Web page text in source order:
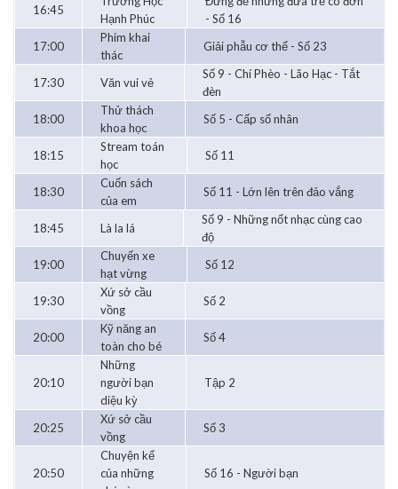
16:45
Hạnh Phúc
- Số 16
17:00
Phim khai
thác
Giải phẫu cơ thể - Số 23
17:30 Văn vui vẻ
Số 9 - Chí Phèo - Lão Hạc - Tắt
đèn
18:00
Thử thách
khoa học
Số 5 - Cấp số nhân
18:15
Stream toán
học
Số 11
18:30
Cuốn sách
của em
Số 11 - Lớn lên trên đảo vắng
18:45 Là la lá
Số 9 - Những nốt nhạc cùng cao
độ
19:00
Chuyến xe
hạt vừng
Số 12
19:30
Xứ sở cầu
vồng
Số 2
20:00
Kỹ năng an
toàn cho bé
Số 4
20:10
Những
người bạn
diệu kỳ
Tập 2
20:25
Xứ sở cầu
vồng
Số 3
20:50
Chuyện kể
của những
Số 16 - Người bạn